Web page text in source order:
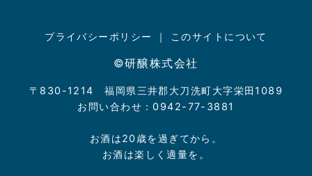
プライバシーポリシー ｜ このサイトについて
©研醸株式会社
〒830-1214 福岡県三井郡大刀洗町大字栄田1089
お問い合わせ：0942-77-3881
お酒は20歳を過ぎてから。
お酒は楽しく適量を。